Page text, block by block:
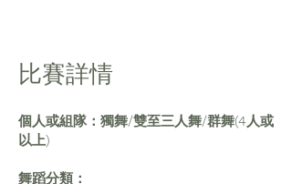
比賽詳情
個人或組隊：獨舞/雙至三人舞/群舞(4人或
以上)
舞蹈分類：